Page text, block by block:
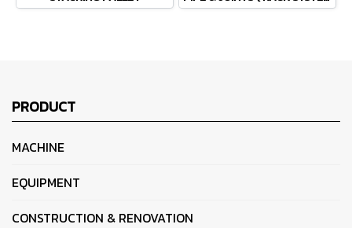
PRODUCT
MACHINE
EQUIPMENT
CONSTRUCTION & RENOVATION